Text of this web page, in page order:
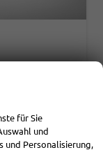
für Sie
und
Personalisierung,